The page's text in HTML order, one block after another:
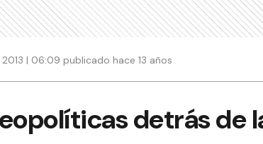
| 06:09 publicado hace 13 años
detrás de